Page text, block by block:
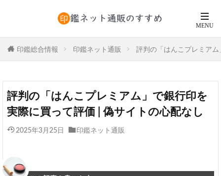
印鑑総合情報 印鑑ネット通販 評判の「はんこプレミア
評判の「はんこプレミアム」で銀行印を
実際に買って評価 | 偽サイトの心配なし
2025年3月25日 印鑑ネット通販